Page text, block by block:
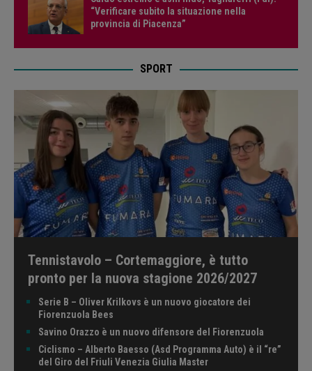
“Verificare subito la situazione nella
provincia di Piacenza”
SPORT
Tennistavolo – Cortemaggiore, è tutto
pronto per la nuova stagione 2026/2027
Serie B – Oliver Krilkovs è un nuovo giocatore dei
Fiorenzuola Bees
Savino Orazzo è un nuovo difensore del Fiorenzuola
Ciclismo – Alberto Baesso (Asd Programma Auto) è il “re”
del Giro del Friuli Venezia Giulia Master